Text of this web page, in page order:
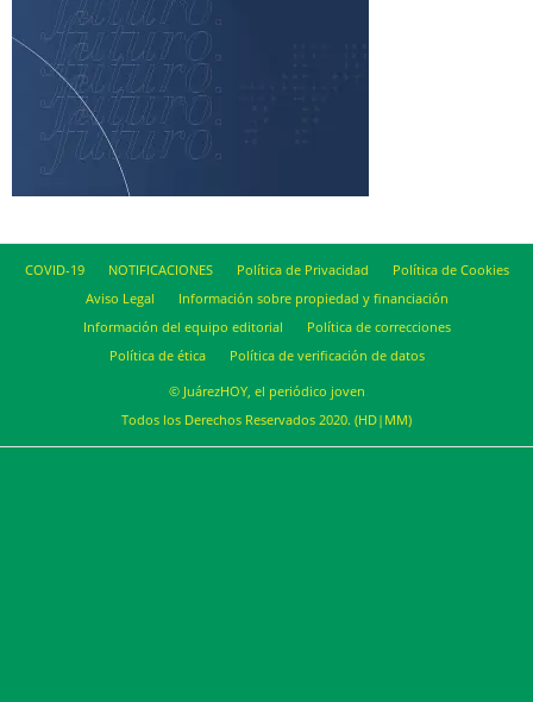
COVID-19 NOTIFICACIONES Política de Privacidad
Política de Cookies
Aviso Legal
Información sobre propiedad y financiación
Información del equipo editorial
Política de correcciones
Política de ética
Política de verificación de datos
© JuárezHOY, el periódico joven
Todos los Derechos Reservados 2020. (HD|MM)